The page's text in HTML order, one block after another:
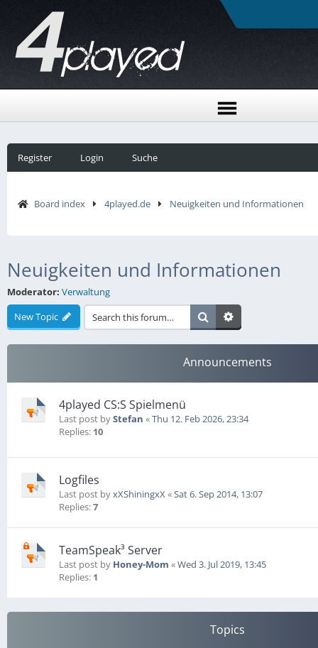
Register Login Suche
Board index 4played.de Neuigkeiten und Informationen
Neuigkeiten und Informationen
Moderator: Verwaltung
New Topic
Announcements
4played CS:S Spielmenü
Last post byStefan «Thu 12. Feb 2026, 23:34
Replies: 10
Logfiles
Last post byxXShiningxX«Sat 6. Sep 2014, 13:07
Replies:7
TeamSpeak³ Server
Last post by Honey-Mom «Wed 3. Jul 2019, 13:45
Replies: 1
Topics